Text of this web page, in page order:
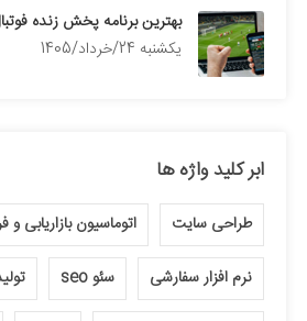
بهترین برنامه پخش زنده
يكشنبه 24/خرداد/1405
ابر کلید واژه ها
طراحی سایت اتوماسیون بازاریابی
نرم افزار سفارشی سئو seo